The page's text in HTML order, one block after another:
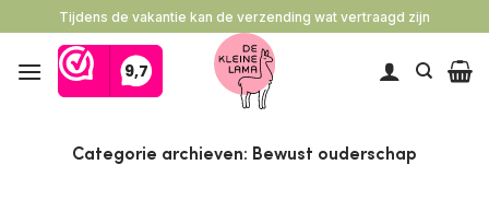
naar
inhoud
Tijdens de vakantie kan de verzending wat vertraagd zijn
Categorie archieven: Bewust ouderschap